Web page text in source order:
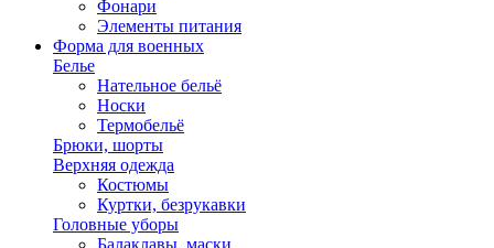
Фонари
Элементы питания
Форма для военных
Белье
Нательное бельё
Носки
Термобельё
Брюки, шорты
Верхняя одежда
Костюмы
Куртки, безрукавки
Головные уборы
Балаклавы, маски